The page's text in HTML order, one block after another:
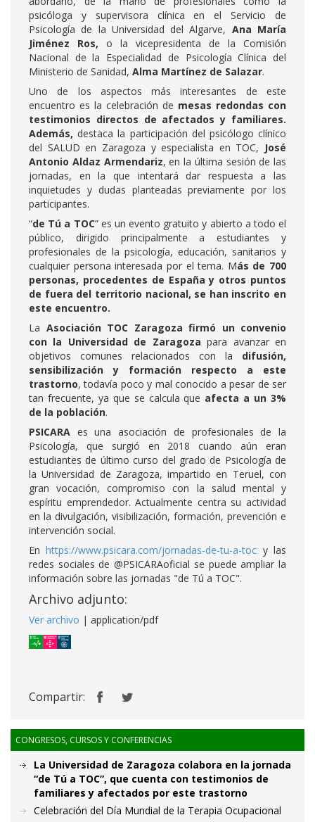
psicóloga y supervisora clínica en el Servicio de
Psicología de la Universidad del Algarve, Ana María
Jiménez Ros, o la vicepresidenta de la Comisión
Nacional de la Especialidad de Psicología Clínica del
Ministerio de Sanidad, Alma Martínez de Salazar.
Uno de los aspectos más interesantes de este
encuentro es la celebración de mesas redondas con
testimonios directos de afectados y familiares.
Además, destaca la participación del psicólogo clínico
del SALUD en Zaragoza y especialista en TOC, José
Antonio Aldaz Armendariz, en la última sesión de las
jornadas, en la que intentará dar respuesta a las
inquietudes y dudas planteadas previamente por los
participantes.
“de Tú a TOC” es un evento gratuito y abierto a todo el
público, dirigido principalmente a estudiantes y
profesionales de la psicología, educación, sanitarios y
cualquier persona interesada por el tema. Más de 700
personas, procedentes de España y otros puntos
de fuera del territorio nacional, se han inscrito en
este encuentro.
La Asociación TOC Zaragoza firmó un convenio
con la Universidad de Zaragoza para avanzar en
objetivos comunes relacionados con la difusión,
sensibilización y formación respecto a este
trastorno, todavía poco y mal conocido a pesar de ser
tan frecuente, ya que se calcula que afecta a un 3%
de la población.
PSICARA es una asociación de profesionales de la
Psicología, que surgió en 2018 cuando aún eran
estudiantes de último curso del grado de Psicología de
la Universidad de Zaragoza, impartido en Teruel, con
gran vocación, compromiso con la salud mental y
espíritu emprendedor. Actualmente centra su actividad
en la divulgación, visibilización, formación, prevención e
intervención social.
Enhttps://www.psicara.com/jornadas-de-tu-a-toc y las
redes sociales de @PSICARAoficial se puede ampliar la
información sobre las jornadas "de Tú a TOC".
Archivo adjunto:
Ver archivo | application/pdf
Compartir:
CONGRESOS, CURSOS Y CONFERENCIAS
La Universidad de Zaragoza colabora en la jornada
“de Tú a TOC”, que cuenta con testimonios de
familiares y afectados por este trastorno
Celebración del Día Mundial de la Terapia Ocupacional